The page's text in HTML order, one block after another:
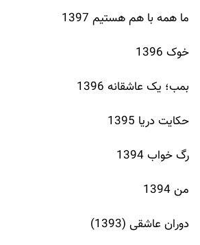
ما همه با هم هستیم 1397
خوک 1396
بمب؛ یک عاشقانه 1396
حکایت دریا 1395
رگ خواب 1394
من 1394
دوران عاشقی (1393)